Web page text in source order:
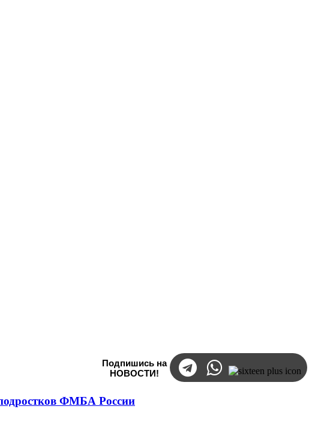
Подпишись на
НОВОСТИ!
ФМБА России